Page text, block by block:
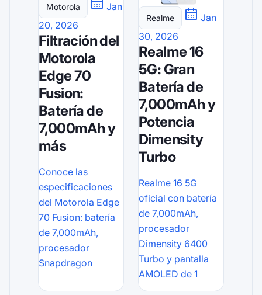
Motorola
Jan
20, 2026
Filtración del
Motorola
Edge 70
Fusion:
Batería de
7,000mAh y
más
Conoce las
especificaciones
del Motorola Edge
70 Fusion: batería
de 7,000mAh,
procesador
Snapdragon
Realme
Jan
30, 2026
Realme 16
5G: Gran
Batería de
7,000mAh y
Potencia
Dimensity
Turbo
Realme 16 5G
oficial con batería
de 7,000mAh,
procesador
Dimensity 6400
Turbo y pantalla
AMOLED de 1